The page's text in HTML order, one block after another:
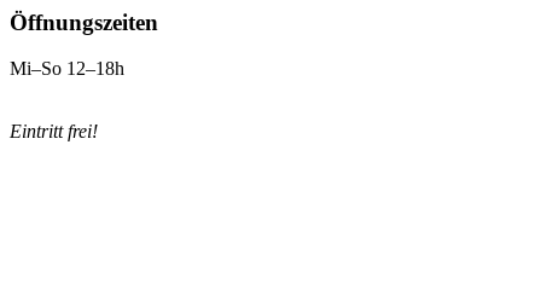
Öffnungszeiten
Mi–So 12–18h
Eintritt frei!